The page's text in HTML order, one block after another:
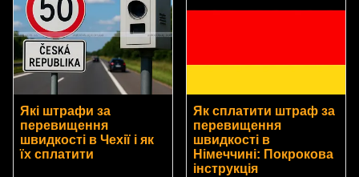
Які штрафи за
перевищення
швидкості в Чехії і як
їх сплатити
Як сплатити штраф за
перевищення
швидкості в
Німеччині: Покрокова
інструкція